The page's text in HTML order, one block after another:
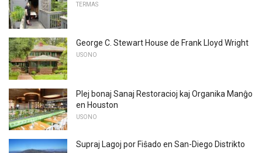
TERMAS
George C. Stewart House de Frank Lloyd Wright
USONO
Plej bonaj Sanaj Restoracioj kaj Organika Manĝo
en Houston
USONO
Supraj Lagoj por Fiŝado en San-Diego Distrikto